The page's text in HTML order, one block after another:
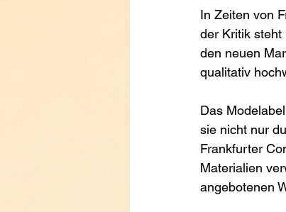
In Zeiten von
der Kritik steht
den neuen
qualitativ
Das
sie nicht nur
Frankfurter
Materialien
angebotenen